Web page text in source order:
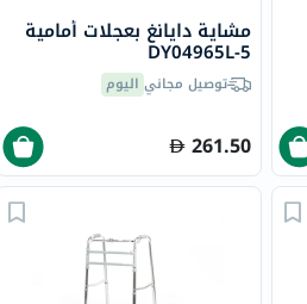
مشاية دايانغ بعجلات أمامية
DY04965L-5
توصيل مجاني اليوم
261.50